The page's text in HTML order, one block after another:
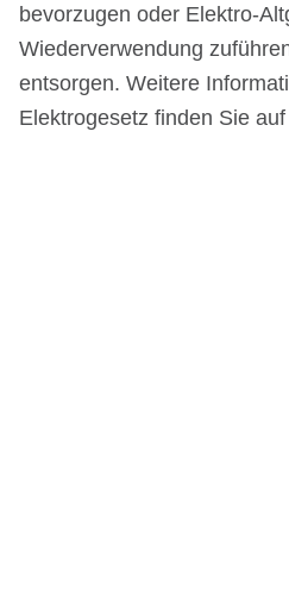
bevorzugen oder Elektro-
Wiederverwendung
entsorgen. Weitere
Elektrogesetz finden Sie auf